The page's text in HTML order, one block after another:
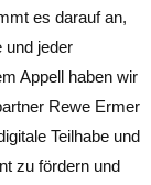
es darauf an,
und jeder
Appell haben wir
Rewe Ermer
Teilhabe und
zu fördern und